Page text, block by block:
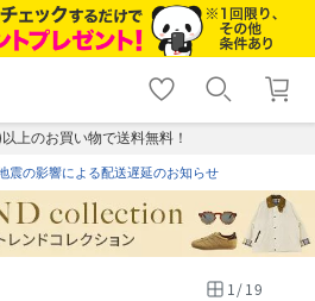
shopping_cart lock_outline
ログイン
上のお買い物で送料無料！
震の影響による配送遅延のお知らせ
1/19